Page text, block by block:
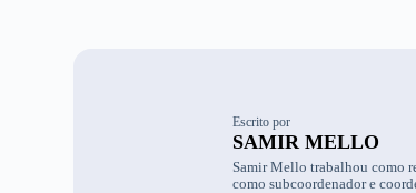
Escrito por
SAMIR MELLO
Samir Mello trabalhou como
como subcoordenador e